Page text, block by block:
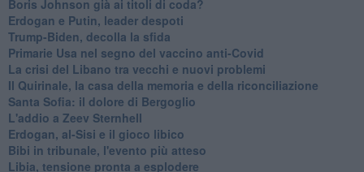
Boris Johnson già ai titoli di coda?
Erdogan e Putin, leader despoti
Trump-Biden, decolla la sfida
Primarie Usa nel segno del vaccino anti-Covid
La crisi del Libano tra vecchi e nuovi problemi
Il Quirinale, la casa della memoria e della riconciliazione
Santa Sofia: il dolore di Bergoglio
L'addio a ​Zeev Sternhell
Erdogan, al-Sisi e il gioco libico
Bibi in tribunale, l'evento più atteso
Libia, tensione pronta a esplodere